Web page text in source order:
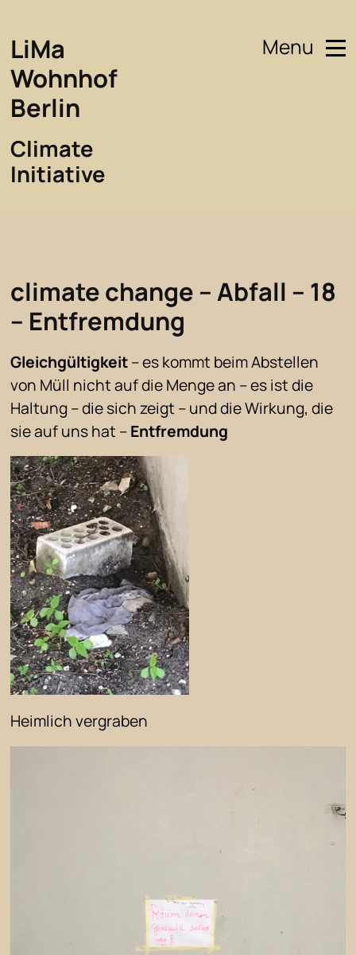
LiMa
Wohnhof
Berlin
Climate
Initiative
Menu
climate change – Abfall – 18
– Entfremdung
Gleichgültigkeit– es kommt beim Abstellen
von Müll nicht auf die Menge an – es ist die
Haltung – die sich zeigt – und die Wirkung, die
sie auf uns hat –Entfremdung
Heimlich vergraben